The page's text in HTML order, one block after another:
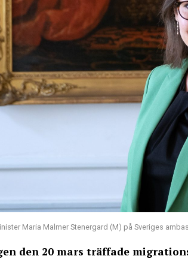
Maria Malmer Stenergard (M) på Sveriges
den 20 mars träffade